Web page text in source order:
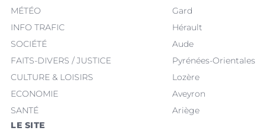
MÉTÉO
INFO TRAFIC
SOCIÉTÉ
FAITS-DIVERS / JUSTICE
CULTURE & LOISIRS
ECONOMIE
SANTÉ
Gard
Hérault
Aude
Pyrénées-Orientales
Lozère
Aveyron
Ariège
LE SITE